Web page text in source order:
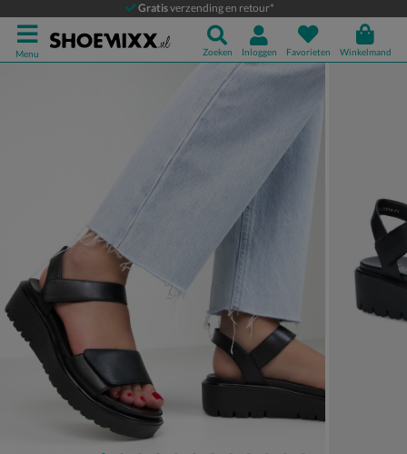
Gratisverzending en retour*
Menu Zoeken Inloggen Favorieten Winkelmand
Ara Bilbao
Sandalen